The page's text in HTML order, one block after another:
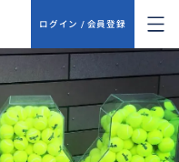
ログイン / 会員登録